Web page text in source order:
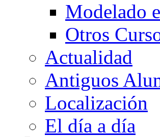
Modelado
Otros
Actualidad
Antiguos
Localización
El día a día